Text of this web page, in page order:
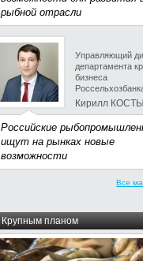
рыбной отрасли
Управляющий
департамента
бизнеса
Кирилл
Российские
ищут на рынках новые
возможности
Все
Крупным планом